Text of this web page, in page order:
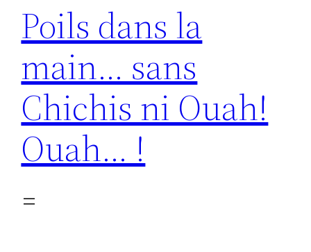
Poils dans la
main… sans
Chichis ni Ouah!
Ouah… !